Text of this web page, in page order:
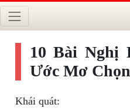
10 Bài Nghị
Ước Mơ
Khái quát: